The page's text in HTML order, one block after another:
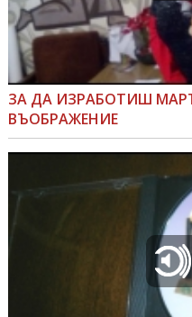
ЗА ДА ИЗРАБОТИШ
ВЪОБРАЖЕНИЕ